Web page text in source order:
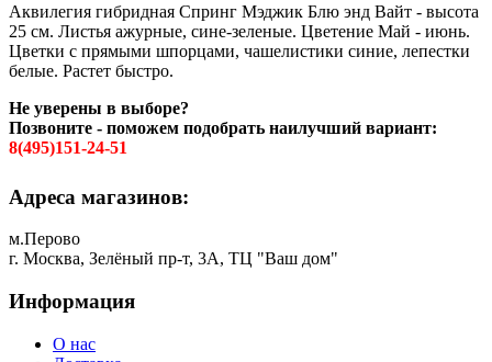
Аквилегия гибридная Спринг Мэджик Блю энд Вайт - высота
25 см. Листья ажурные, сине-зеленые. Цветение Май - июнь.
Цветки с прямыми шпорцами, чашелистики синие, лепестки
белые. Растет быстро.
Не уверены в выборе?
Позвоните - поможем подобрать наилучший вариант:
8(495)151-24-51
Адреса магазинов:
м.Перово
г. Москва, Зелёный пр-т, 3А, ТЦ "Ваш дом"
Информация
О нас